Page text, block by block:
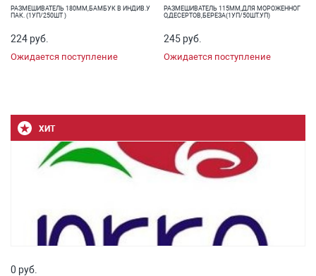
РАЗМЕШИВАТЕЛЬ 180ММ,БАМБУК В ИНДИВ.У
ПАК. (1УП/250ШТ )
224 руб.
Ожидается поступление
РАЗМЕШИВАТЕЛЬ 115ММ,ДЛЯ МОРОЖЕННОГ
О,ДЕСЕРТОВ,БЕРЕЗА(1УП/50ШТ.УП)
245 руб.
Ожидается поступление
ХИТ
0 руб.